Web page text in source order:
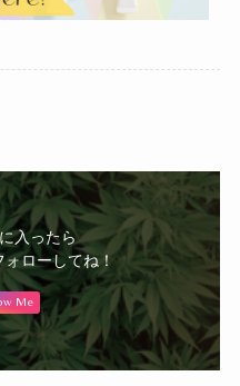
入ったら
ローしてね！
Me